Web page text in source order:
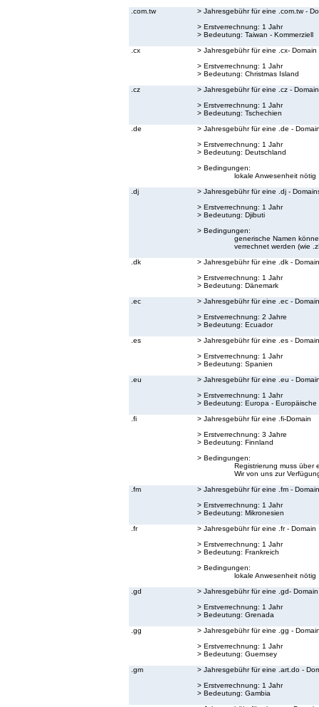
.com.tw
> Jahresgebühr für eine .com.tw -
> Erstverrechnung: 1 Jahr
> Bedeutung: Taiwan - Kommerziell
.cx
> Jahresgebühr für eine .cx- Domain
> Erstverrechnung: 1 Jahr
> Bedeutung: Christmas Island
.cz
> Jahresgebühr für eine .cz - Domain
> Erstverrechnung: 1 Jahr
> Bedeutung: Tschechien
.de
> Jahresgebühr für eine .de -
> Erstverrechnung: 1 Jahr
> Bedeutung: Deutschland
> Bedingungen:
lokale Anwesenheit nötig
.dj
> Jahresgebühr für eine .dj -
> Erstverrechnung: 1 Jahr
> Bedeutung: Djibuti
> Bedingungen:
generische Namen
verrechnet werden (wie
.dk
> Jahresgebühr für eine .dk - Domain
> Erstverrechnung: 1 Jahr
> Bedeutung: Dänemark
.ec
> Jahresgebühr für eine .ec - Domain
> Erstverrechnung: 2 Jahre
> Bedeutung: Ecuador
.es
> Jahresgebühr für eine .es - Domain
> Erstverrechnung: 1 Jahr
> Bedeutung: Spanien
.eu
> Jahresgebühr für eine .eu -
> Erstverrechnung: 1 Jahr
> Bedeutung: Europa - Europäische
.fi
> Jahresgebühr für eine .fi-Domain
> Erstverrechnung: 3 Jahre
> Bedeutung: Finnland
> Bedingungen:
Registrierung muss über
Wir von uns zur
.fm
> Jahresgebühr für eine .fm - Domain
> Erstverrechnung: 1 Jahr
> Bedeutung: Mikronesien
.fr
> Jahresgebühr für eine .fr - Domain
> Erstverrechnung: 1 Jahr
> Bedeutung: Frankreich
> Bedingungen:
lokale Anwesenheit nötig
.gd
> Jahresgebühr für eine .gd- Domain
> Erstverrechnung: 1 Jahr
> Bedeutung: Grenada
.gg
> Jahresgebühr für eine .gg -
> Erstverrechnung: 1 Jahr
> Bedeutung: Guernsey
.gm
> Jahresgebühr für eine .art.do -
> Erstverrechnung: 1 Jahr
> Bedeutung: Gambia